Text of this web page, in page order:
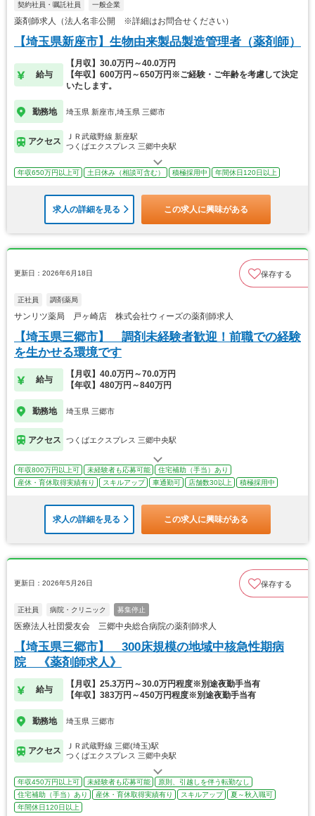
契約社員・嘱託社員 一般企業
薬剤師求人（法人名非公開 ※詳細はお問合せください）
【埼玉県新座市】生物由来製品製造管理者（薬剤師）
給与
【月収】30.0万円～40.0万円
【年収】600万円～650万円※ご経験・ご年齢を考慮して決定
いたします。
勤務地 埼玉県 新座市,埼玉県 三郷市
アクセス
ＪＲ武蔵野線 新座駅
つくばエクスプレス 三郷中央駅
年収650万円以上可 土日休み（相談可含む） 積極採用中 年間休日120日以上
求人の詳細を見る この求人に興味がある
更新日：2026年6月18日 保存する
正社員 調剤薬局
サンリツ薬局 戸ヶ崎店 株式会社ウィーズの薬剤師求人
【埼玉県三郷市】 調剤未経験者歓迎！前職での経験
を生かせる環境です
給与
【月収】40.0万円～70.0万円
【年収】480万円～840万円
勤務地 埼玉県 三郷市
アクセス つくばエクスプレス 三郷中央駅
年収800万円以上可 未経験者も応募可能
住宅補助（手当）あり
産休・育休取得実績有り
スキルアップ 車通勤可 店舗数30以上 積極採用中
求人の詳細を見る この求人に興味がある
更新日：2026年5月26日 保存する
正社員 病院・クリニック 募集停止
医療法人社団愛友会 三郷中央総合病院の薬剤師求人
【埼玉県三郷市】 300床規模の地域中核急性期病
院 《薬剤師求人》
給与
【月収】25.3万円～30.0万円程度※別途夜勤手当有
【年収】383万円～450万円程度※別途夜勤手当有
勤務地 埼玉県 三郷市
アクセス
ＪＲ武蔵野線 三郷(埼玉)駅
つくばエクスプレス 三郷中央駅
年収450万円以上可 未経験者も応募可能
原則、引越しを伴う転勤なし
住宅補助（手当）あり
産休・育休取得実績有り スキルアップ
夏～秋入職可
年間休日120日以上